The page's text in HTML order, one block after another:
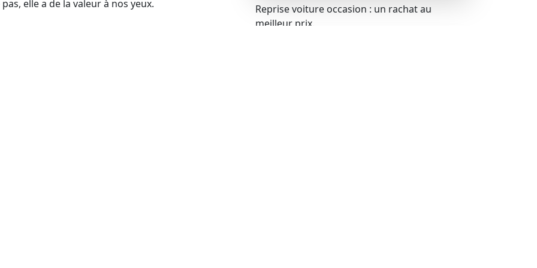
elle a de la valeur à nos yeux.
Reprise voiture occasion : un rachat au
meilleur prix.